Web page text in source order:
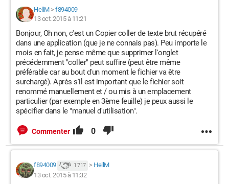
HellM> f894009
13 oct. 2015 à 11:21
Bonjour, Oh non, c'est un Copier coller de texte brut récupéré
dans une application (que je ne connais pas). Peu importe le
mois en fait, je pense même que supprimer l'onglet
précédemment "coller" peut suffire (peut être même
préférable car au bout d'un moment le fichier va être
surchargé). Après s'il est important que le fichier soit
renommé manuellement et / ou mis à un emplacement
particulier (par exemple en 3ème feuille) je peux aussi le
spécifier dans le "manuel d'utilisation".
Commenter 0
f894009 1 717 > HellM
13 oct. 2015 à 11:32